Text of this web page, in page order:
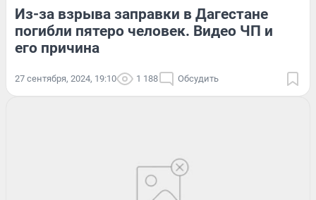
Из-за взрыва заправки в Дагестане
погибли пятеро человек. Видео ЧП и
его причина
27 сентября, 2024, 19:10 1 188 Обсудить